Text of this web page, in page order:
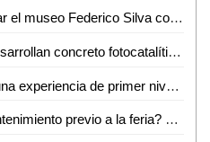
Latidos de México hará vibrar el museo Federico Silva con Hunac-Ceel
Estudiantes de la UASLP desarrollan concreto fotocatalítico para reducir la contaminación del aire y mejorar la calidad del agua
Ricardo Gallardo garantiza una experiencia de primer nivel en la Fenapo 2026
¿Hasta medio millón en mantenimiento previo a la feria? FENAPO 2026 alista manita de gato